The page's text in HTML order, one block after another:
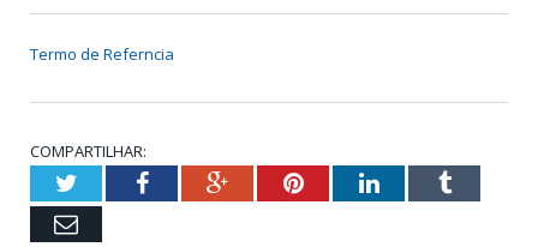
Termo de Referncia
COMPARTILHAR:
TwitterFacebookGoogle+PinterestLinkedInTumblr
Email